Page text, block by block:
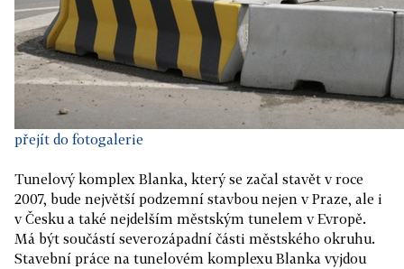
přejít do fotogalerie
Tunelový komplex Blanka, který se začal stavět v roce
2007, bude největší podzemní stavbou nejen v Praze, ale i
v Česku a také nejdelším městským tunelem v Evropě.
Má být součástí severozápadní části městského okruhu.
Stavební práce na tunelovém komplexu Blanka vyjdou